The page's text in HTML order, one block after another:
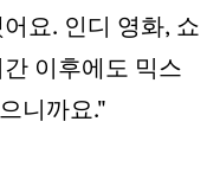
요. 인디 영화, 쇼
이후에도 믹스
니까요."